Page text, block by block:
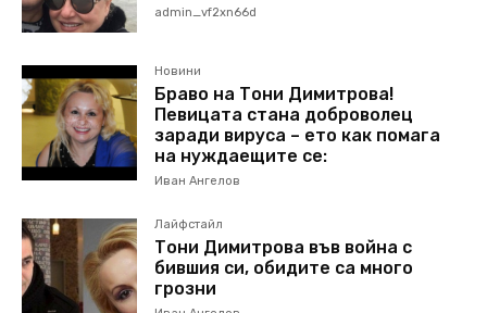
admin_vf2xn66d
Новини
Браво на Тони Димитрова!
Певицата стана доброволец
заради вируса – ето как помага
на нуждаещите се:
Иван Ангелов
Лайфстайл
Тони Димитрова във война с
бившия си, обидите са много
грозни